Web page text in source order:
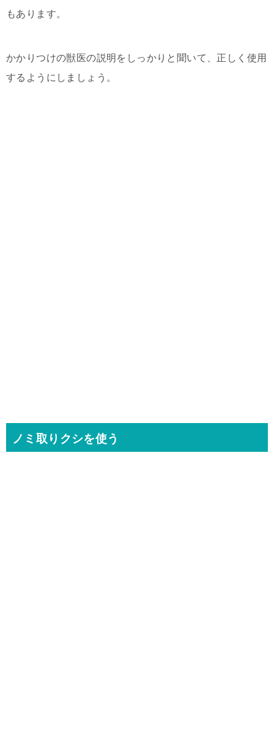
もあります。
かかりつけの獣医の説明をしっかりと聞いて、正しく使用
するようにしましょう。
ノミ取りクシを使う